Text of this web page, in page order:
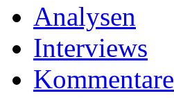
Analysen
Interviews
Kommentare